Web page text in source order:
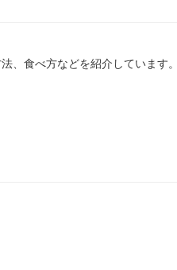
、食べ方などを紹介しています。